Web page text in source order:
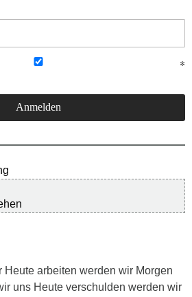
Heute arbeiten werden wir Morgen
uns Heute verschulden werden wir